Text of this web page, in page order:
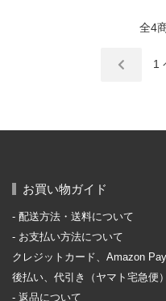
全4
1
お買い物ガイド
配送方法・送料について
お支払い方法について
クレジットカード、Amazon
後払い、代引き（ヤマト宅急便）
返品について